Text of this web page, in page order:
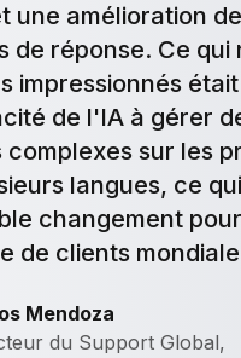
une amélioration
de réponse. Ce qui
impressionnés
de l'IA à gérer
complexes sur les
langues, ce
changement
de clients
Mendoza
du Support Global,